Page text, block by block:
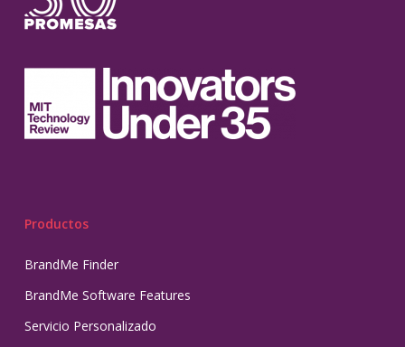
Productos
BrandMe Finder
BrandMe Software Features
Servicio Personalizado